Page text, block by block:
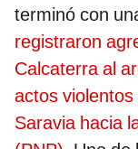
terminó con
registraron
Calcaterra al
actos
Saravia hacia